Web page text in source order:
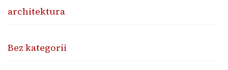
architektura
Bez kategorii